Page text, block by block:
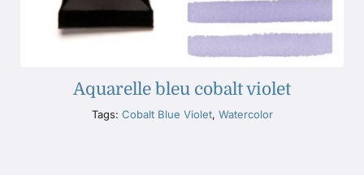
Aquarelle bleu cobalt violet
Tags: Cobalt Blue Violet, Watercolor